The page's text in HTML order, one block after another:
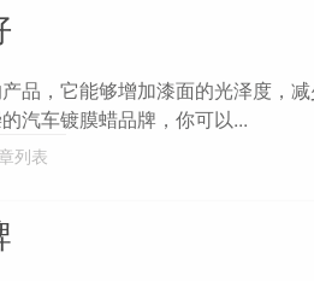
品，它能够增加漆面的光泽度，
汽车镀膜蜡品牌，你可以...
列表